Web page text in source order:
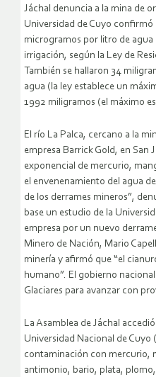
Jáchal denuncia a la mina de
Universidad de Cuyo confirmó
microgramos por litro de agua
irrigación, según la Ley de
También se hallaron 34
agua (la ley establece un
1992 miligramos (el máximo
El río La Palca, cercano a la
empresa Barrick Gold, en San
exponencial de mercurio,
el envenenamiento del agua
de los derrames mineros”,
base un estudio de la
empresa por un nuevo
Minero de Nación, Mario
minería y afirmó que “el
humano”. El gobierno
Glaciares para avanzar con
La Asamblea de Jáchal
Universidad Nacional de
contaminación con mercurio,
antimonio, bario, plata,